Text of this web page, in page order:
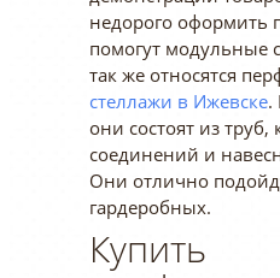
недорого оформить
помогут модульные
так же относятся
стеллажи в Ижевске.
они состоят из
соединений и
Они отлично
гардеробных.
Купить